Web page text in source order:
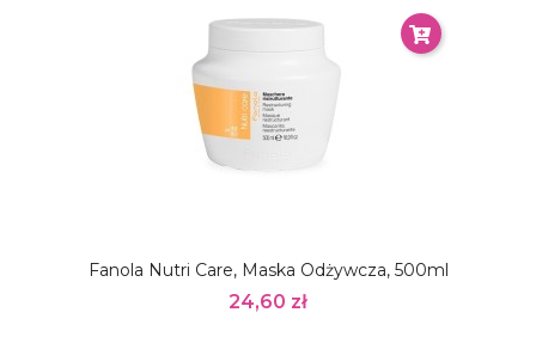
Fanola Nutri Care, Maska Odżywcza, 500ml
24,60 zł